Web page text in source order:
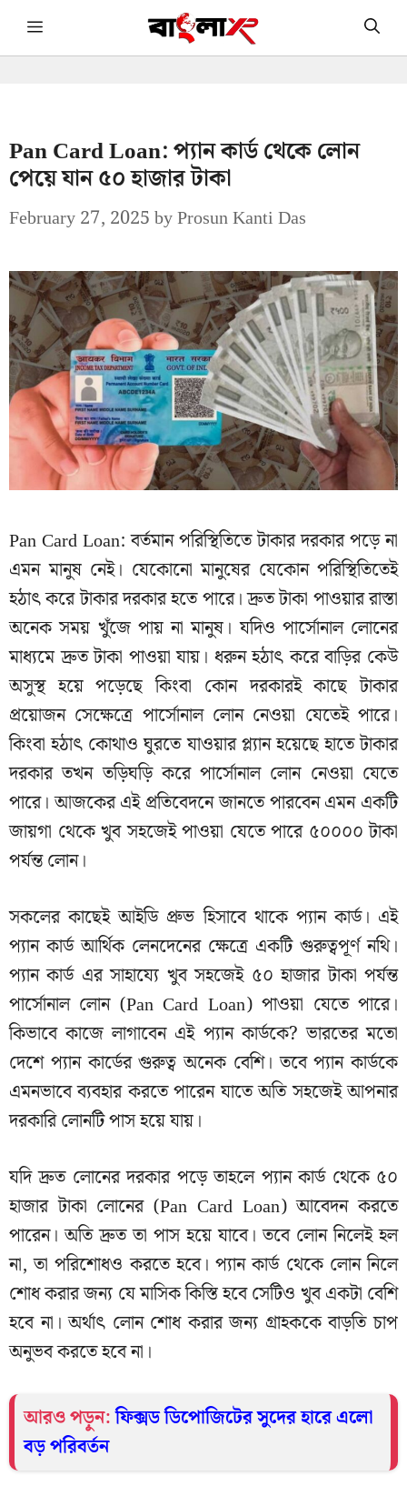
Skip Menu
Pan Card Loan: প্যান কার্ড থেকে লোন
পেয়ে যান ৫০ হাজার টাকা
February 27, 2025byProsun Kanti Das
Pan Card Loan: বর্তমান পরিস্থিতিতে টাকার দরকার পড়ে না
এমন মানুষ নেই। যেকোনো মানুষের যেকোন পরিস্থিতিতেই
হঠাৎ করে টাকার দরকার হতে পারে। দ্রুত টাকা পাওয়ার রাস্তা
অনেক সময় খুঁজে পায় না মানুষ। যদিও পার্সোনাল লোনের
মাধ্যমে দ্রুত টাকা পাওয়া যায়। ধরুন হঠাৎ করে বাড়ির কেউ
অসুস্থ হয়ে পড়েছে কিংবা কোন দরকারই কাছে টাকার
প্রয়োজন সেক্ষেত্রে পার্সোনাল লোন নেওয়া যেতেই পারে।
কিংবা হঠাৎ কোথাও ঘুরতে যাওয়ার প্ল্যান হয়েছে হাতে টাকার
দরকার তখন তড়িঘড়ি করে পার্সোনাল লোন নেওয়া যেতে
পারে। আজকের এই প্রতিবেদনে জানতে পারবেন এমন একটি
জায়গা থেকে খুব সহজেই পাওয়া যেতে পারে ৫০০০০ টাকা
পর্যন্ত লোন।
সকলের কাছেই আইডি প্রুভ হিসাবে থাকে প্যান কার্ড। এই
প্যান কার্ড আর্থিক লেনদেনের ক্ষেত্রে একটি গুরুত্বপূর্ণ নথি।
প্যান কার্ড এর সাহায্যে খুব সহজেই ৫০ হাজার টাকা পর্যন্ত
পার্সোনাল লোন (Pan Card Loan) পাওয়া যেতে পারে।
কিভাবে কাজে লাগাবেন এই প্যান কার্ডকে? ভারতের মতো
দেশে প্যান কার্ডের গুরুত্ব অনেক বেশি। তবে প্যান কার্ডকে
এমনভাবে ব্যবহার করতে পারেন যাতে অতি সহজেই আপনার
দরকারি লোনটি পাস হয়ে যায়।
যদি দ্রুত লোনের দরকার পড়ে তাহলে প্যান কার্ড থেকে ৫০
হাজার টাকা লোনের (Pan Card Loan) আবেদন করতে
পারেন। অতি দ্রুত তা পাস হয়ে যাবে। তবে লোন নিলেই হল
না, তা পরিশোধও করতে হবে। প্যান কার্ড থেকে লোন নিলে
শোধ করার জন্য যে মাসিক কিস্তি হবে সেটিও খুব একটা বেশি
হবে না। অর্থাৎ লোন শোধ করার জন্য গ্রাহককে বাড়তি চাপ
অনুভব করতে হবে না।
আরও পড়ুন:ফিক্সড ডিপোজিটের সুদের হারে এলো
বড় পরিবর্তন